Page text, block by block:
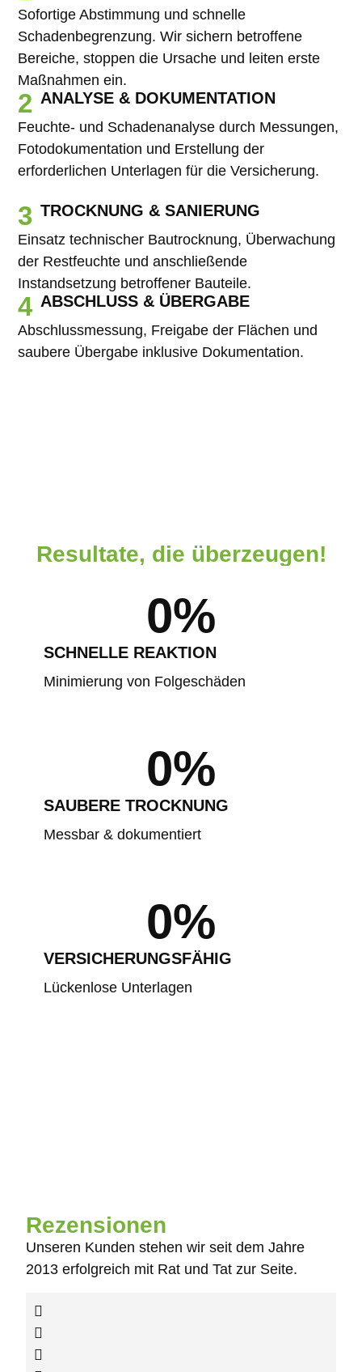
Sofortige Abstimmung und schnelle
Schadenbegrenzung. Wir sichern betroffene
Bereiche, stoppen die Ursache und leiten erste
Maßnahmen ein.
2 ANALYSE & DOKUMENTATION
Feuchte- und Schadenanalyse durch Messungen,
Fotodokumentation und Erstellung der
erforderlichen Unterlagen für die Versicherung.
3 TROCKNUNG & SANIERUNG
Einsatz technischer Bautrocknung, Überwachung
der Restfeuchte und anschließende
Instandsetzung betroffener Bauteile.
4 ABSCHLUSS & ÜBERGABE
Abschlussmessung, Freigabe der Flächen und
saubere Übergabe inklusive Dokumentation.
Resultate, die überzeugen!
0%
SCHNELLE REAKTION
Minimierung von Folgeschäden
0%
SAUBERE TROCKNUNG
Messbar & dokumentiert
0%
VERSICHERUNGSFÄHIG
Lückenlose Unterlagen
Rezensionen
Unseren Kunden stehen wir seit dem Jahre
2013 erfolgreich mit Rat und Tat zur Seite.